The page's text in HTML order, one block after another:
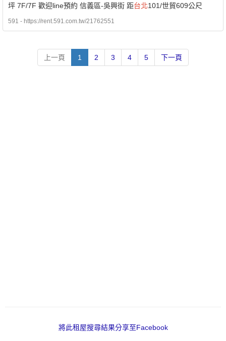
坪 7F/7F 歡迎line預約 信義區-吳興街 距台北101/世貿609公尺
591 - https://rent.591.com.tw/21762551
上一頁 1 2 3 4 5 下一頁
將此租屋搜尋結果分享至Facebook